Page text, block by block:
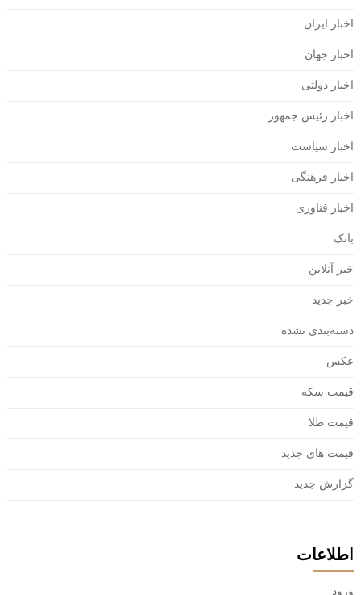
اخبار ایران
اخبار جهان
اخبار دولتی
اخبار رئیس جمهور
اخبار سیاست
اخبار فرهنگی
اخبار فناوری
بانک
خبر آنلاین
خبر جدید
دسته‌بندی نشده
عکس
قیمت سکه
قیمت طلا
قیمت های جدید
گزارش جدید
اطلاعات
ورود